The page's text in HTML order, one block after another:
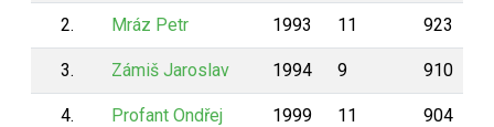
2. Mráz Petr 1993 11 923
3. Zámiš Jaroslav 1994 9 910
4. Profant Ondřej 1999 11 904